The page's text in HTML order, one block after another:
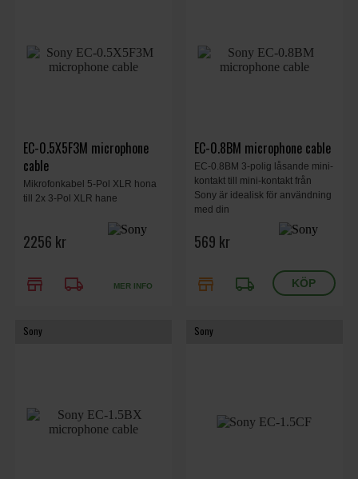
EC-0.5X5F3M microphone
cable
Mikrofonkabel 5-Pol XLR hona
till 2x 3-Pol XLR hane
2256 kr
store local_shipping MER INFO
EC-0.8BM microphone cable
EC-0.8BM 3-polig låsande mini-
kontakt till mini-kontakt från
Sony är idealisk för användning
med din
569 kr
store local_shipping
Sony Sony